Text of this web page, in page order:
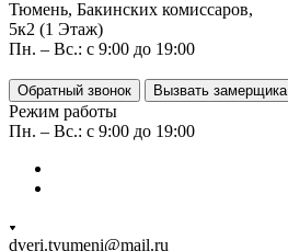
Тюмень, Бакинских комиссаров,
5к2 (1 Этаж)
Пн. – Вс.: с 9:00 до 19:00
Обратный звонок Вызвать замерщика
Режим работы
Пн. – Вс.: с 9:00 до 19:00
dveri.tyumeni@mail.ru